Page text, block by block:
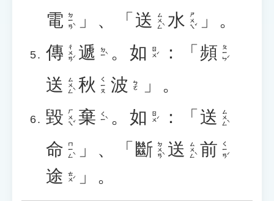
電 ㄉㄧㄢˋ 」、「 送 ㄙㄨㄥˋ 水 ㄕㄨㄟˇ
」。
傳 ㄔㄨㄢˊ 遞 ㄉㄧˋ 。 如 ㄖㄨˊ ：「 頻 ㄆㄧㄣˊ
送 ㄙㄨㄥˋ 秋 ㄑㄧㄡ 波 ㄅㄛ
」。
毀 ㄏㄨㄟˇ 棄 ㄑㄧˋ 。 如 ㄖㄨˊ ：「 送 ㄙㄨㄥˋ
命 ㄇㄧㄥˋ 」、「 斷 ㄉㄨㄢˋ 送 ㄙㄨㄥˋ 前 ㄑㄧㄢˊ
途 ㄊㄨˊ 」。